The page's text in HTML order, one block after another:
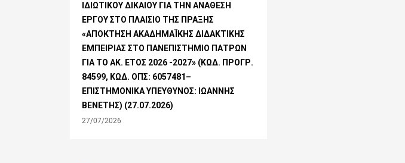
ΙΔΙΩΤΙΚΟΥ ΔΙΚΑΙΟΥ ΓΙΑ ΤΗΝ ΑΝΑΘΕΣΗ
ΕΡΓΟΥ ΣΤΟ ΠΛΑΙΣΙΟ ΤΗΣ ΠΡΑΞΗΣ
«ΑΠΟΚΤΗΣΗ ΑΚΑΔΗΜΑΪΚΗΣ ΔΙΔΑΚΤΙΚΗΣ
ΕΜΠΕΙΡΙΑΣ ΣΤΟ ΠΑΝΕΠΙΣΤΗΜΙΟ ΠΑΤΡΩΝ
ΓΙΑ ΤΟ ΑΚ. ΕΤΟΣ 2026 -2027» (ΚΩΔ. ΠΡΟΓΡ.
84599, ΚΩΔ. ΟΠΣ: 6057481–
ΕΠΙΣΤΗΜΟΝΙΚΑ ΥΠΕΥΘΥΝΟΣ: ΙΩΑΝΝΗΣ
ΒΕΝΕΤΗΣ) (27.07.2026)
27/07/2026